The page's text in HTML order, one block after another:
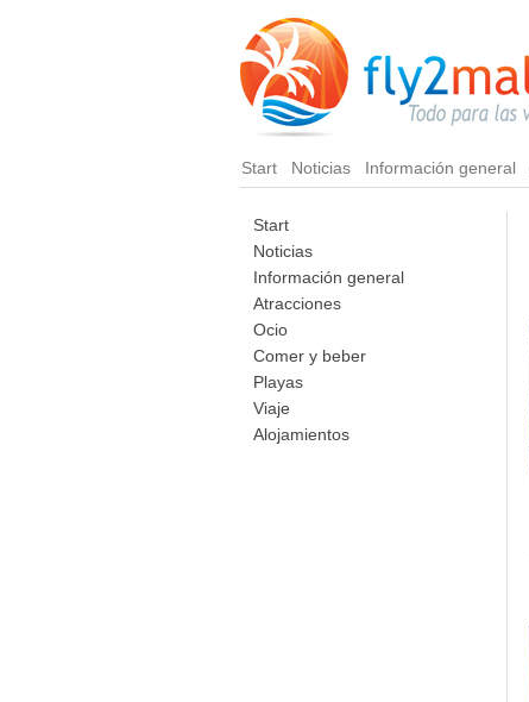
Start Noticias Información general
Start
Noticias
Información general
Atracciones
Ocio
Comer y beber
Playas
Viaje
Alojamientos